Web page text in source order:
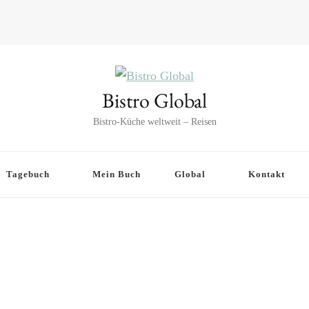
Bistro Global
Bistro-Küche weltweit – Reisen
Tagebuch Mein Buch Global Kontakt